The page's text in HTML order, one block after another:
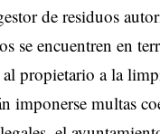
de residuos
se encuentren en
propietario a la
imponerse multas